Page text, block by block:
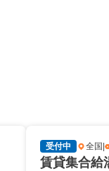
受付中 全国
賃貸集合給